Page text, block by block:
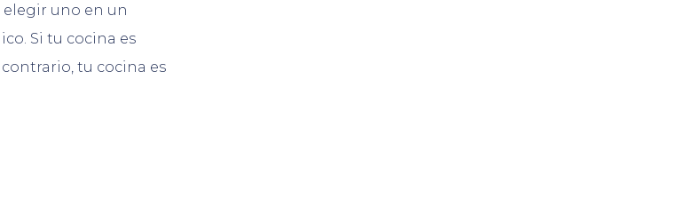
elegir uno en un
Si tu cocina es
tu cocina es